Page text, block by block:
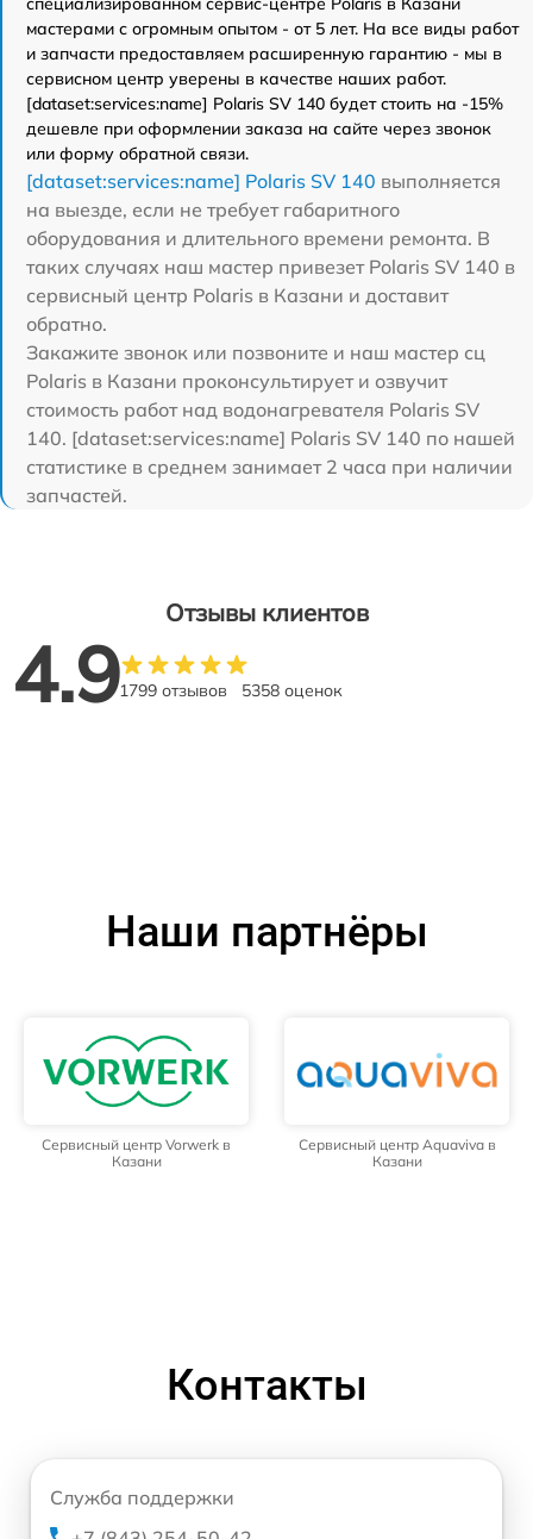
мастерами с огромным опытом - от 5 лет. На все виды работ
и запчасти предоставляем расширенную гарантию - мы в
сервисном центр уверены в качестве наших работ.
[dataset:services:name] Polaris SV 140 будет стоить на -15%
дешевле при оформлении заказа на сайте через звонок
или форму обратной связи.
[dataset:services:name] Polaris SV 140 выполняется
на выезде, если не требует габаритного
оборудования и длительного времени ремонта. В
таких случаях наш мастер привезет Polaris SV 140 в
сервисный центр Polaris в Казани и доставит
обратно.
Закажите звонок или позвоните и наш мастер сц
Polaris в Казани проконсультирует и озвучит
стоимость работ над водонагревателя Polaris SV
140. [dataset:services:name] Polaris SV 140 по нашей
статистике в среднем занимает 2 часа при наличии
запчастей.
Отзывы клиентов
4.91799 отзывов 5358 оценок
Наши партнёры
Сервисный центр Vorwerk в
Казани
Сервисный центр Aquaviva в
Казани
Контакты
Служба поддержки